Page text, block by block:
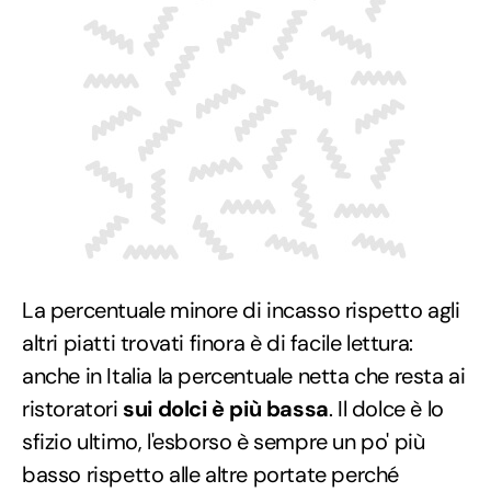
La percentuale minore di incasso rispetto agli
altri piatti trovati finora è di facile lettura:
anche in Italia la percentuale netta che resta ai
ristoratori sui dolci è più bassa. Il dolce è lo
sfizio ultimo, l'esborso è sempre un po' più
basso rispetto alle altre portate perché